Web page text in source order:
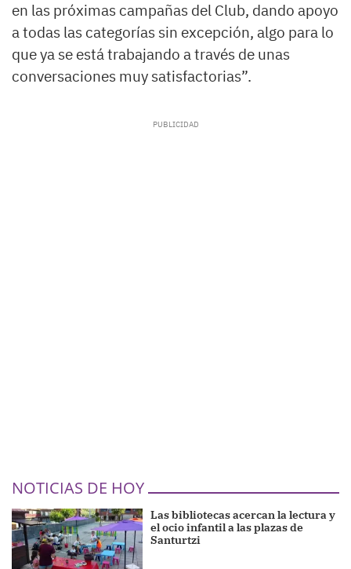
en las próximas campañas del Club, dando apoyo
a todas las categorías sin excepción, algo para lo
que ya se está trabajando a través de unas
conversaciones muy satisfactorias”.
NOTICIAS DE HOY
Las bibliotecas acercan la lectura y
el ocio infantil a las plazas de
Santurtzi